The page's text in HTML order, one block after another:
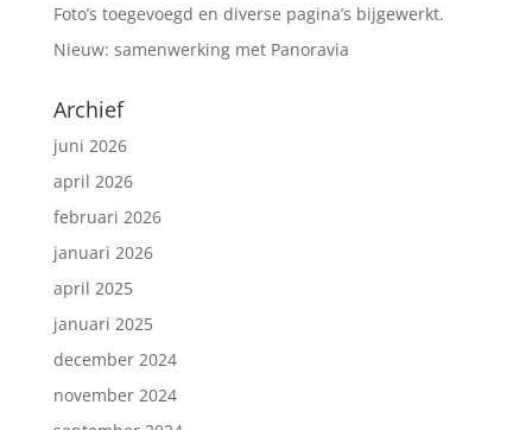
Foto’s toegevoegd en diverse pagina’s bijgewerkt.
Nieuw: samenwerking met Panoravia
Archief
juni 2026
april 2026
februari 2026
januari 2026
april 2025
januari 2025
december 2024
november 2024